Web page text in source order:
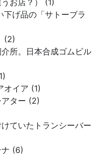
お店？） (1)
げ品の「サトーブラ
(2)
所。日本合成ゴムビル
オイア (1)
ター (2)
ていたトランシーバー
ナ (6)